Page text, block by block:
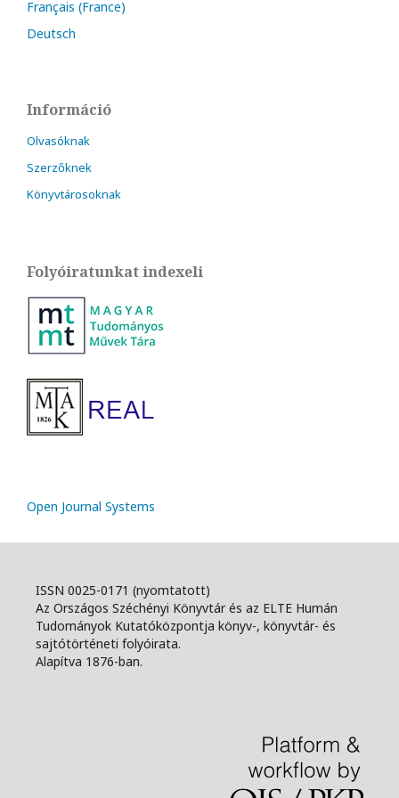
Français (France)
Deutsch
Információ
Olvasóknak
Szerzőknek
Könyvtárosoknak
Folyóiratunkat indexeli
Open Journal Systems
ISSN 0025-0171 (nyomtatott)
Az Országos Széchényi Könyvtár és az ELTE Humán
Tudományok Kutatóközpontja könyv-, könyvtár- és
sajtótörténeti folyóirata.
Alapítva 1876-ban.